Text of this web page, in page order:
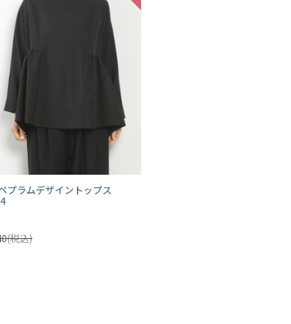
プラムデザイントップス
(税込)